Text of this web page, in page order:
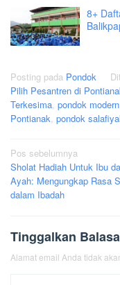
8+
Posting pada Pondok
Pilih Pesantren di
Terkesima pondok modern
Pontianak pondok
Navigasi
pos
Pos sebelumnya
Sholat Hadiah Untuk Ibu
Ayah: Mengungkap Rasa
dalam Ibadah
Tinggalkan
Alamat email Anda tidak